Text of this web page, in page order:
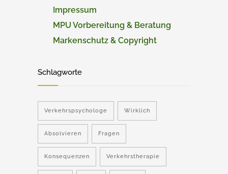
Impressum
MPU Vorbereitung & Beratung
Markenschutz & Copyright
Schlagworte
Verkehrspsychologe Wirklich
Absolvieren Fragen
Konsequenzen Verkehrstherapie